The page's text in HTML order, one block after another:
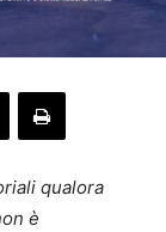
qualora
è